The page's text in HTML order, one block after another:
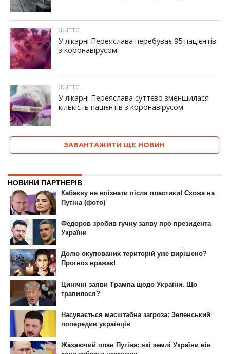
ЖИТТЯ
У лікарні Переяслава перебуває 95 пацієнтів
з коронавірусом
ЖИТТЯ
У лікарні Переяслава суттєво зменшилася
кількість пацієнтів з коронавірусом
ЗАВАНТАЖИТИ ЩЕ НОВИН